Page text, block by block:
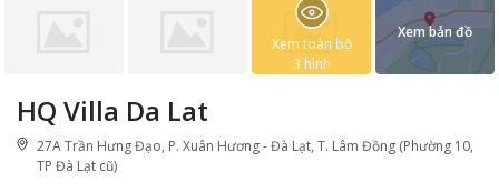
HQ Villa Da Lat
27A Trần Hưng Đạo, P. Xuân Hương - Đà Lạt, T. Lâm Đồng (Phường 10,
TP Đà Lạt cũ)
Xem toàn bộ
3 hình
Xem bản đồ